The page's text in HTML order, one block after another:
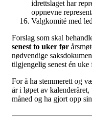
idrettslaget har
oppnevne
Valgkomité med
Forslag som skal
senest to uker før
nødvendige
tilgjengelig senest én uke
For å ha stemmerett og
år i løpet av
måned og ha gjort opp